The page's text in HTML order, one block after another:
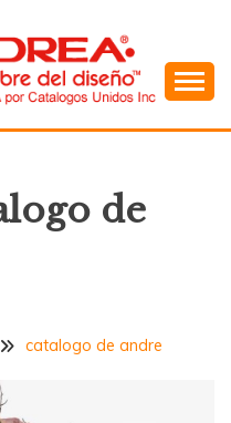
de
catalogo de andre